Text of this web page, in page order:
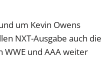
um Kevin Owens
NXT-Ausgabe auch die
und AAA weiter